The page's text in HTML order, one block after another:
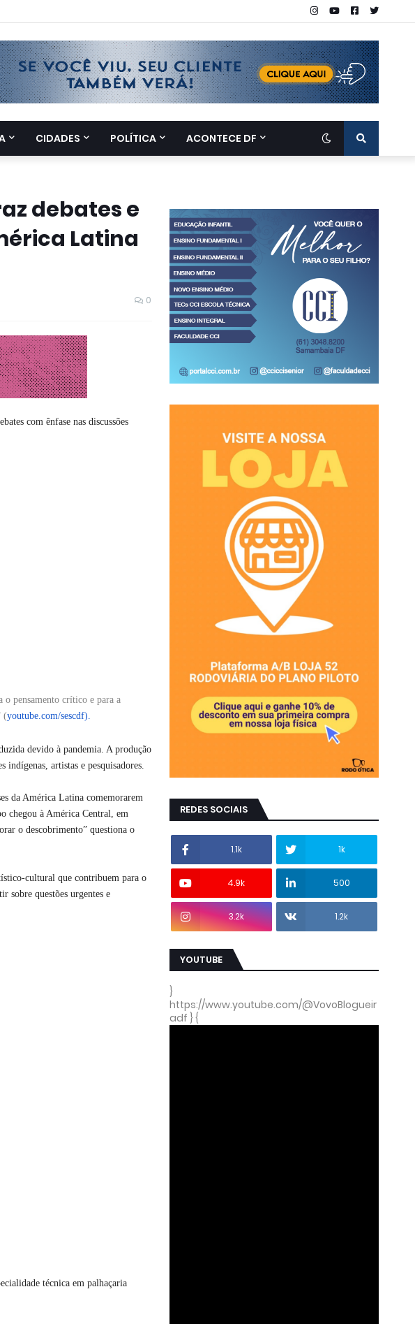
CIDADES POLÍTICA ACONTECE DF
debates e
Latina
0
com ênfase nas discussões
o pensamento crítico e para a
(youtube.com/sescdf).
devido à pandemia. A produção
artistas e pesquisadores.
da América Latina comemorarem
chegou à América Central, em
o descobrimento​” questiona o
cultural que contribuem para o
sobre questões urgentes e
técnica em palhaçaria
REDES SOCIAIS
1.1k 1k
4.9k 500
3.2k 1.2k
YOUTUBE
}
https://www.youtube.com/@VovoBlogueir
adf } {